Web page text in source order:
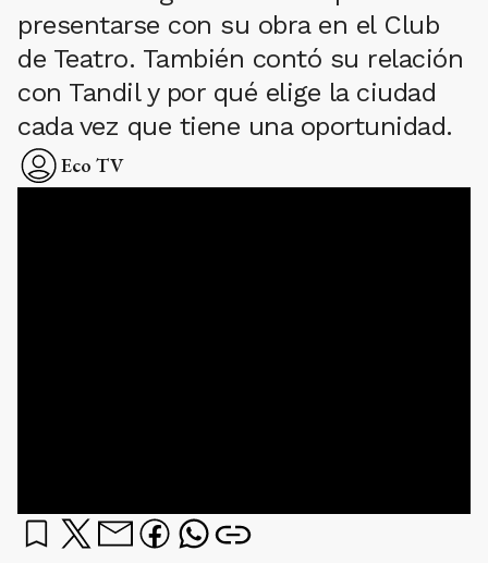
presentarse con su obra en el Club
de Teatro. También contó su relación
con Tandil y por qué elige la ciudad
cada vez que tiene una oportunidad.
Eco TV